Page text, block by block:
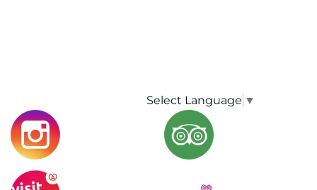
Select Language ▼